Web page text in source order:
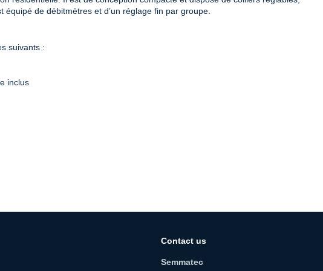
de débitmètres et d’un réglage fin par groupe.
suivants :
inclus
Contact us
Semmatec